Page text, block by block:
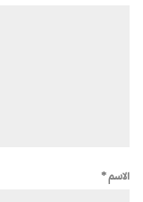
الاسم*